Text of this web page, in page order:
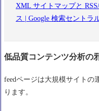
XML サイトマップと
ス | Google 検索セントラ
低品質コンテンツ分析の
feedページは大規模サイトの
ります。